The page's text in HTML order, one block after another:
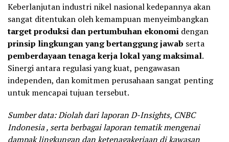
Keberlanjutan industri nikel nasional kedepannya akan
sangat ditentukan oleh kemampuan menyeimbangkan
target produksi dan pertumbuhan ekonomi dengan
prinsip lingkungan yang bertanggung jawab serta
pemberdayaan tenaga kerja lokal yang maksimal.
Sinergi antara regulasi yang kuat, pengawasan
independen, dan komitmen perusahaan sangat penting
untuk mencapai tujuan tersebut.
Sumber data: Diolah dari laporan D-Insights, CNBC
Indonesia , serta berbagai laporan tematik mengenai
dampak lingkungan dan ketenagakerjaan di kawasan